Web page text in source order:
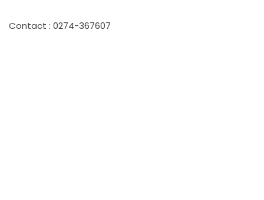
Contact : 0274-367607